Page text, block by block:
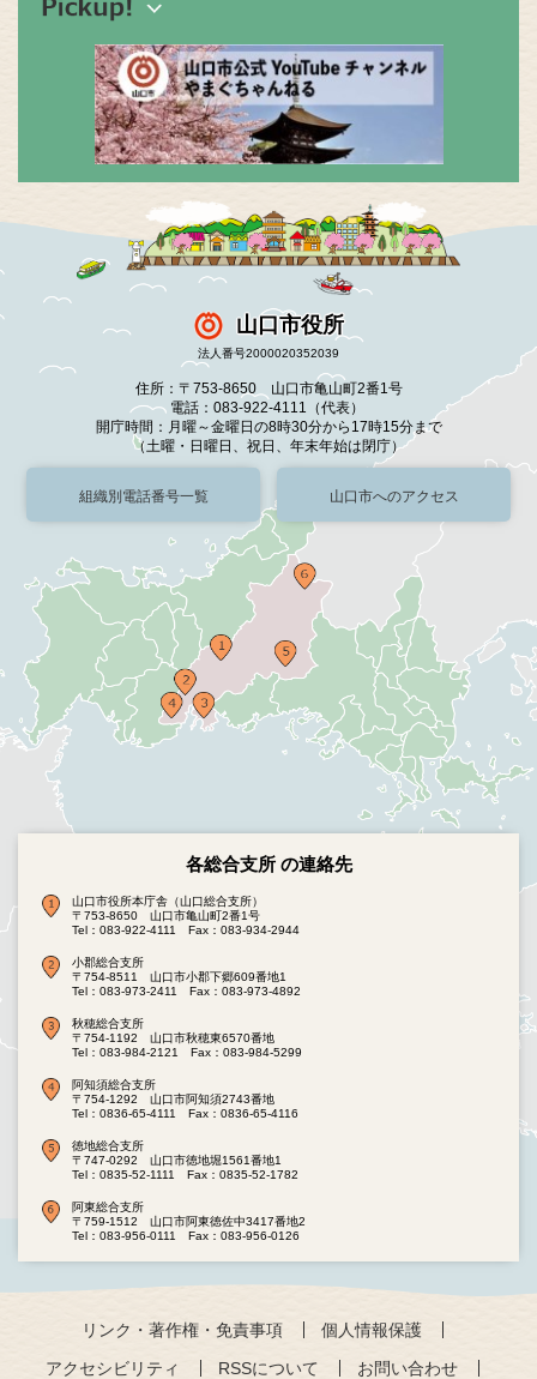
山口市役所
法人番号2000020352039
住所：〒753-8650 山口市亀山町2番1号
電話：083-922-4111（代表）
開庁時間：月曜～金曜日の8時30分から17時15分まで
（土曜・日曜日、祝日、年末年始は閉庁）
組織別電話番号一覧 山口市へのアクセス
各総合支所 の連絡先
山口市役所本庁舎（山口総合支所）
〒753-8650 山口市亀山町2番1号
Tel：083-922-4111
Fax：083-934-2944
小郡総合支所
〒754-8511 山口市小郡下郷609番地1
Tel：083-973-2411
Fax：083-973-4892
秋穂総合支所
〒754-1192 山口市秋穂東6570番地
Tel：083-984-2121
Fax：083-984-5299
阿知須総合支所
〒754-1292 山口市阿知須2743番地
Tel：0836-65-4111
Fax：0836-65-4116
徳地総合支所
〒747-0292 山口市徳地堀1561番地1
Tel：0835-52-1111
Fax：0835-52-1782
阿東総合支所
〒759-1512 山口市阿東徳佐中3417番地2
Tel：083-956-0111
Fax：083-956-0126
リンク・著作権・免責事項
個人情報保護
アクセシビリティ
RSSについて お問い合わせ